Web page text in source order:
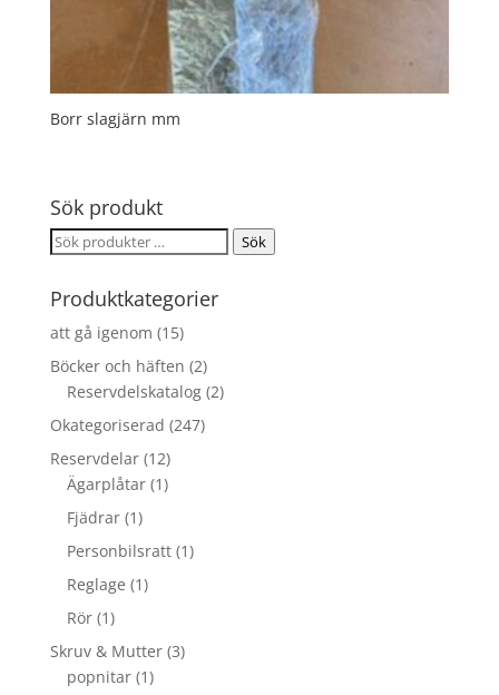
Borr slagjärn mm
Sök produkt
Sök
Sök
Produktkategorier
att gå igenom (15)
Böcker och häften (2)
Reservdelskatalog (2)
Okategoriserad (247)
Reservdelar (12)
Ägarplåtar (1)
Fjädrar (1)
Personbilsratt (1)
Reglage (1)
Rör (1)
Skruv & Mutter (3)
popnitar (1)